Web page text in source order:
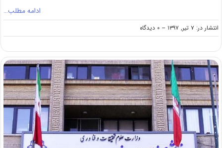
ادامه مطلب…
انتشار در: ۷ تیر, ۱۳۹۷ -- ۰ دیدگاه
on
فراخوان
کارشناسی
ارشد
بدون
آزمون
دانشگاه
راهبرد
شمال
در
سال
۹۷